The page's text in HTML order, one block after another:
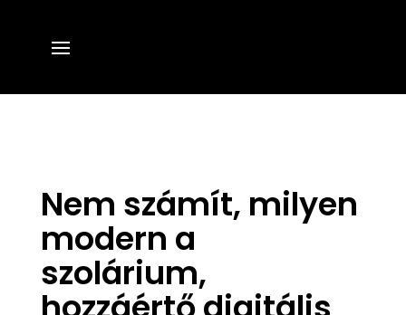
Nem számít, milyen
modern a
szolárium,